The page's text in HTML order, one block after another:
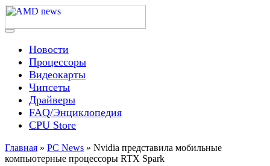
Skip
content
AMD news
Menu
Новости
Процессоры
Видеокарты
Чипсеты
Драйверы
FAQ/Энциклопедия
CPU Store
Главная » PC News » Nvidia представила мобильные
компьютерные процессоры RTX Spark